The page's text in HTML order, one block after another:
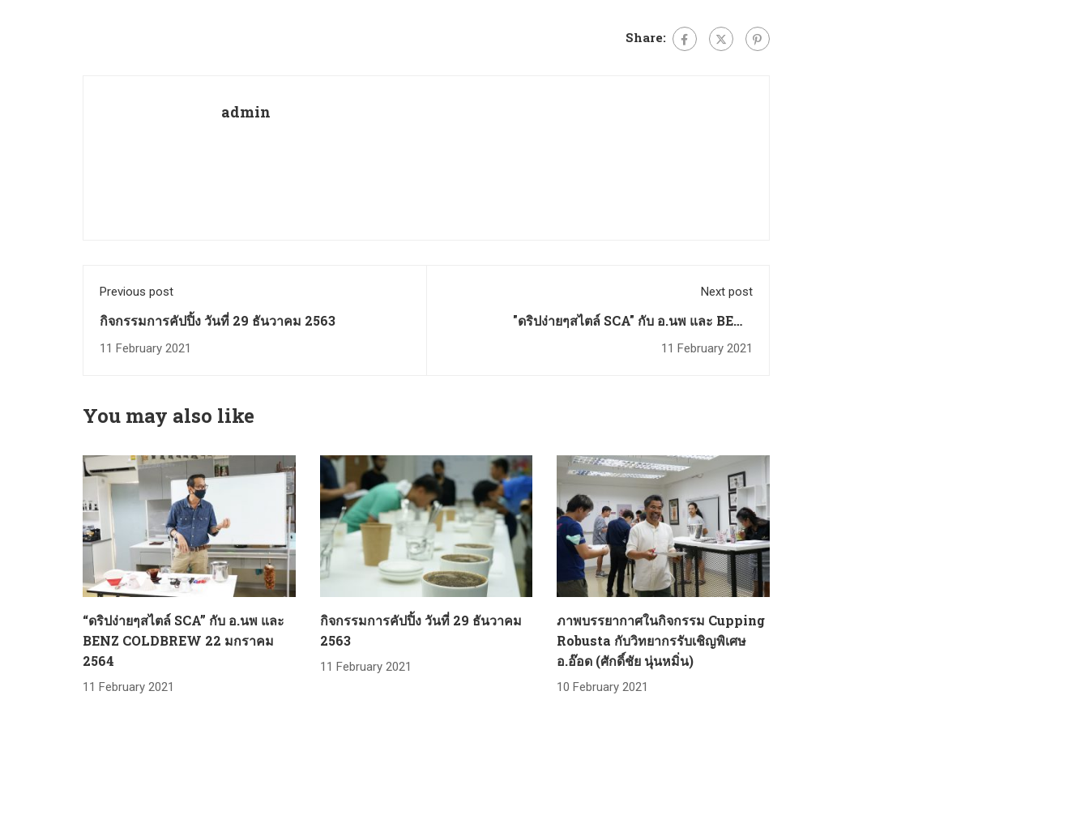
Share:
admin
Previous post
กิจกรรมการคัปปิ้ง วันที่ 29 ธันวาคม 2563
11 February 2021
Next post
"ดริปง่ายๆสไตล์ SCA" กับ อ.นพ และ BENZ
COLDBREW 22 มกราคม 2564
11 February 2021
You may also like
“ดริปง่ายๆสไตล์ SCA” กับ อ.นพ และ
BENZ COLDBREW 22 มกราคม
2564
11 February 2021
กิจกรรมการคัปปิ้ง วันที่ 29 ธันวาคม
2563
11 February 2021
ภาพบรรยากาศในกิจกรรม Cupping
Robusta กับวิทยากรรับเชิญพิเศษ
อ.อ๊อด (ศักดิ์ชัย นุ่นหมิ่น)
10 February 2021